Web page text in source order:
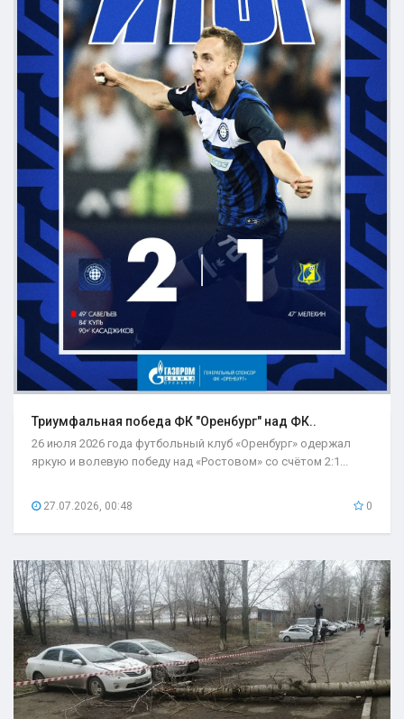
Триумфальная победа ФК "Оренбург" над ФК..
26 июля 2026 года футбольный клуб «Оренбург» одержал
яркую и волевую победу над «Ростовом» со счётом 2:1...
27.07.2026, 00:48 0